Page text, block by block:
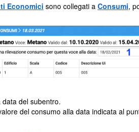
Economici sono collegati a Consumi,
data del subentro.
del consumo alla data indicata al